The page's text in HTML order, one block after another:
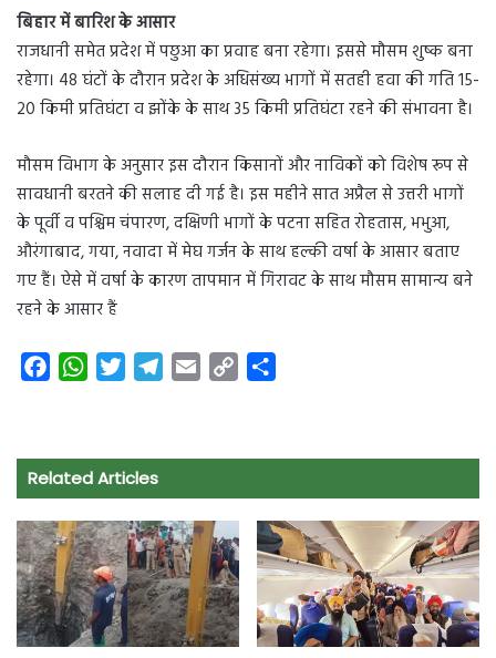
बिहार में बारिश के आसार
राजधानी समेत प्रदेश में पछुआ का प्रवाह बना रहेगा। इससे मौसम शुष्क बना
रहेगा। 48 घंटों के दौरान प्रदेश के अधिसंख्य भागों में सतही हवा की गति 15-
20 किमी प्रतिघंटा व झोंके के साथ 35 किमी प्रतिघंटा रहने की संभावना है।
मौसम विभाग के अनुसार इस दौरान किसानों और नाविकों को विशेष रूप से
सावधानी बरतने की सलाह दी गई है। इस महीने सात अप्रैल से उत्तरी भागों
के पूर्वी व पश्चिम चंपारण, दक्षिणी भागों के पटना सहित रोहतास, भभुआ,
औरंगाबाद, गया, नवादा में मेघ गर्जन के साथ हल्की वर्षा के आसार बताए
गए हैं। ऐसे में वर्षा के कारण तापमान में गिरावट के साथ मौसम सामान्य बने
रहने के आसार हैं
e
b
o
k
W
t
s
p
p
t
t
r
e
a
m
i
y
n
k
r
Related Articles